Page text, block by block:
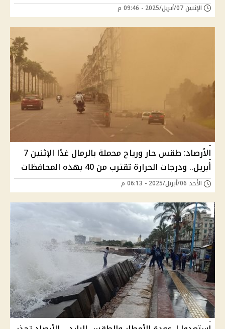
الإثنين 07/أبريل/2025 - 09:46 م
الأرصاد: طقس حار ورياح محملة بالرمال غدًا الإثنين 7
أبريل.. ودرجات الحرارة تقترب من 40 بهذه المحافظات
الأحد 06/أبريل/2025 - 06:13 م